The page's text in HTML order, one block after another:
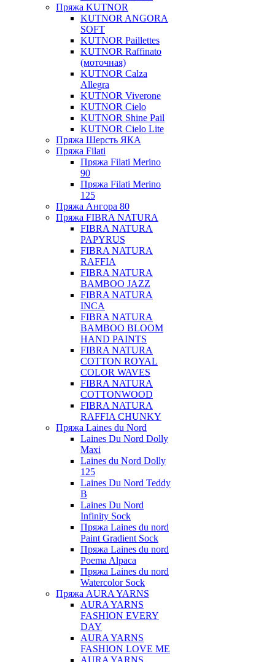
Пряжа KUTNOR
KUTNOR ANGORA
SOFT
KUTNOR Paillettes
KUTNOR Raffinato
(моточная)
KUTNOR Calza
Allegra
KUTNOR Viverone
KUTNOR Cielo
KUTNOR Shine Pail
KUTNOR Cielo Lite
Пряжа Шерсть ЯКА
Пряжа Filati
Пряжа Filati Merino
90
Пряжа Filati Merino
125
Пряжа Ангора 80
Пряжа FIBRA NATURA
FIBRA NATURA
PAPYRUS
FIBRA NATURA
RAFFIA
FIBRA NATURA
BAMBOO JAZZ
FIBRA NATURA
INCA
FIBRA NATURA
BAMBOO BLOOM
HAND PAINTS
FIBRA NATURA
COTTON ROYAL
COLOR WAVES
FIBRA NATURA
COTTONWOOD
FIBRA NATURA
RAFFIA CHUNKY
Пряжа Laines du Nord
Laines Du Nord Dolly
Maxi
Laines du Nord Dolly
125
Laines Du Nord Teddy
B
Laines Du Nord
Infinity Sock
Пряжа Laines du nord
Paint Gradient Sock
Пряжа Laines du nord
Poema Alpaca
Пряжа Laines du nord
Watercolor Sock
Пряжа AURA YARNS
AURA YARNS
FASHION EVERY
DAY
AURA YARNS
FASHION LOVE ME
AURA YARNS